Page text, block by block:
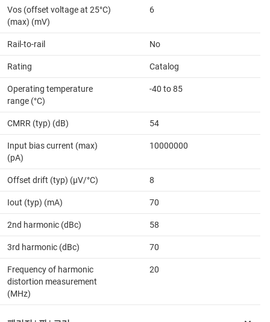
Vos (offset voltage at 25°C)
(max) (mV)
6
Rail-to-rail No
Rating Catalog
Operating temperature
range (°C)
-40 to 85
CMRR (typ) (dB) 54
Input bias current (max)
(pA)
10000000
Offset drift (typ) (µV/°C) 8
Iout (typ) (mA) 70
2nd harmonic (dBc) 58
3rd harmonic (dBc) 70
Frequency of harmonic
distortion measurement
(MHz)
20